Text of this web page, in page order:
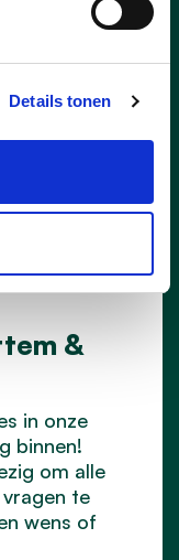
Details tonen
&
in onze
binnen!
om alle
te
wens of